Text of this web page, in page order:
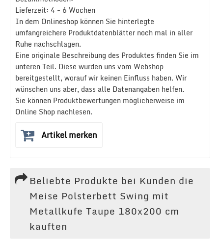
Lieferzeit: 4 - 6 Wochen
In dem Onlineshop können Sie hinterlegte
umfangreichere Produktdatenblätter noch mal in aller
Ruhe nachschlagen.
Eine originale Beschreibung des Produktes finden Sie im
unteren Teil. Diese wurden uns vom Webshop
bereitgestellt, worauf wir keinen Einfluss haben. Wir
wünschen uns aber, dass alle Datenangaben helfen.
Sie können Produktbewertungen möglicherweise im
Online Shop nachlesen.
Artikel merken
Beliebte Produkte bei Kunden die
Meise Polsterbett Swing mit
Metallkufe Taupe 180x200 cm
kauften